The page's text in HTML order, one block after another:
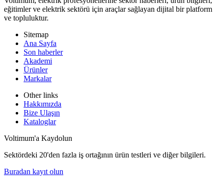
eğitimler ve elektrik sektörü için araçlar sağlayan dijital bir platform
ve topluluktur.
Sitemap
Ana Sayfa
Son haberler
Akademi
Ürünler
Markalar
Other links
Hakkımızda
Bize Ulaşın
Kataloglar
Voltimum'a Kaydolun
Sektördeki 20'den fazla iş ortağının ürün testleri ve diğer bilgileri.
Buradan kayıt olun